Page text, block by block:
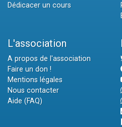
Dédicacer un cours
L'association
A propos de l'association
Faire un don !
Mentions légales
Nous contacter
Aide (FAQ)